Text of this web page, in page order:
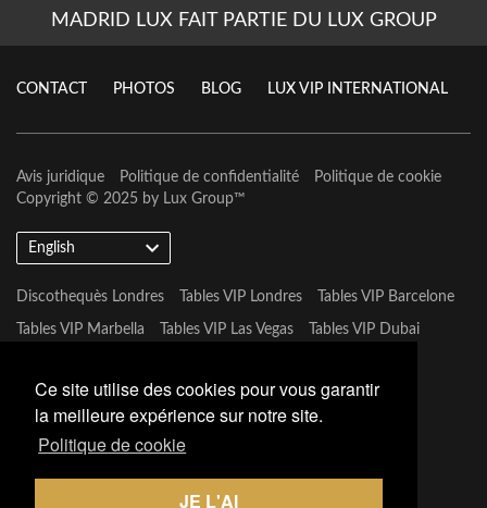
Ce site utilise des cookies pour vous garantir
la meilleure expérience sur notre site.
Politique de cookie
JE L'AI
MADRID LUX FAIT PARTIE DU LUX GROUP
CONTACT PHOTOS BLOG LUX VIP INTERNATIONAL
Avis juridique Politique de confidentialité
Politique de cookie
Copyright © 2025 by Lux Group™
English
Discothequès Londres Tables VIP Londres Tables VIP Barcelone
Tables VIP Marbella Tables VIP Las Vegas Tables VIP Dubai